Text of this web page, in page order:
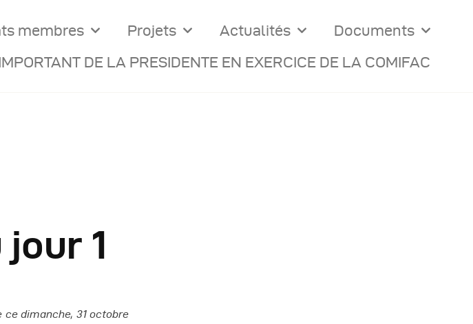
membres Projets Actualités
Documents
DE LA PRESIDENTE EN EXERCICE DE LA COMIFAC
De
1
dimanche, 31 octobre